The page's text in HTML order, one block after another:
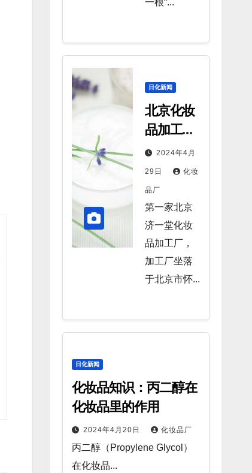
一根“...
日化新闻
北京化妆
品加工厂
只剩这几
家
2024年4月
29日 化妆
品厂
第一家北京
济一堂化妆
品加工厂，
加工厂坐落
于北京市怀...
日化新闻
化妆品知识：丙二醇在
化妆品里的作用
2024年4月20日 化妆品厂
丙二醇（Propylene Glycol）
在化妆品...